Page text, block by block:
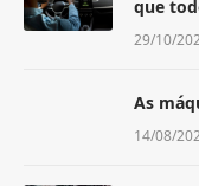
que
29/10/
As
14/08/